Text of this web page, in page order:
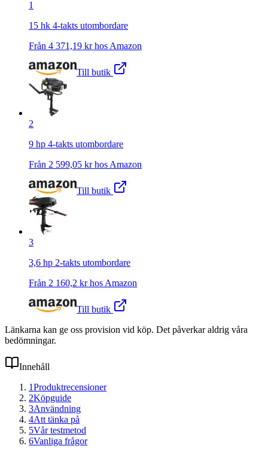
1
15 hk 4-takts utombordare
Från 4 371,19 kr hos Amazon
Till butik
2
9 hp 4-takts utombordare
Från 2 599,05 kr hos Amazon
Till butik
3
3,6 hp 2-takts utombordare
Från 2 160,2 kr hos Amazon
Till butik
Länkarna kan ge oss provision vid köp. Det påverkar aldrig våra
bedömningar.
Innehåll
1Produktrecensioner
2Köpguide
3Användning
4Att tänka på
5Vår testmetod
6Vanliga frågor